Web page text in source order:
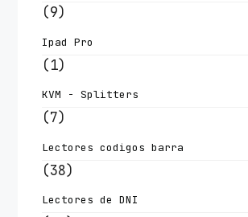
(9)
Ipad Pro
(1)
KVM - Splitters
(7)
Lectores codigos barra
(38)
Lectores de DNI